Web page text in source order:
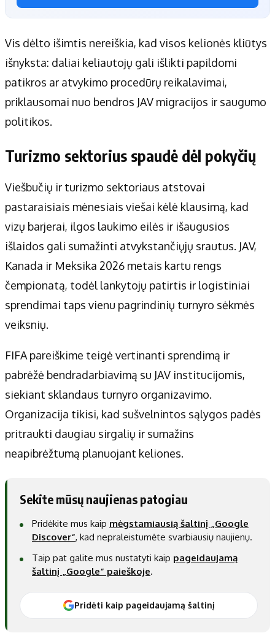
Vis dėlto išimtis nereiškia, kad visos kelionės kliūtys
išnyksta: daliai keliautojų gali išlikti papildomi
patikros ar atvykimo procedūrų reikalavimai,
priklausomai nuo bendros JAV migracijos ir saugumo
politikos.
Turizmo sektorius spaudė dėl pokyčių
Viešbučių ir turizmo sektoriaus atstovai
pastaraisiais mėnesiais viešai kėlė klausimą, kad
vizų barjerai, ilgos laukimo eilės ir išaugusios
išlaidos gali sumažinti atvykstančiųjų srautus. JAV,
Kanada ir Meksika 2026 metais kartu rengs
čempionatą, todėl lankytojų patirtis ir logistiniai
sprendimai taps vienu pagrindinių turnyro sėkmės
veiksnių.
FIFA pareiškime teigė vertinanti sprendimą ir
pabrėžė bendradarbiavimą su JAV institucijomis,
siekiant sklandaus turnyro organizavimo.
Organizacija tikisi, kad sušvelnintos sąlygos padės
pritraukti daugiau sirgalių ir sumažins
neapibrėžtumą planuojant keliones.
Sekite mūsų naujienas patogiau
Pridėkite mus kaip mėgstamiausią šaltinį „Google
Discover“, kad nepraleistumėte svarbiausių naujienų.
Taip pat galite mus nustatyti kaip pageidaujamą
šaltinį „Google“ paieškoje.
Pridėti kaip pageidaujamą šaltinį